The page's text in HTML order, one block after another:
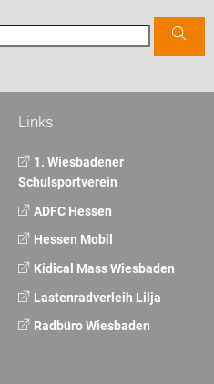
Links
1. Wiesbadener
Schulsportverein
ADFC Hessen
Hessen Mobil
Kidical Mass Wiesbaden
Lastenradverleih Lilja
Radbüro Wiesbaden